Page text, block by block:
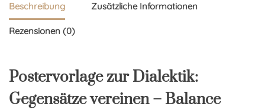
Beschreibung Zusätzliche Informationen
Rezensionen (0)
Postervorlage zur Dialektik:
Gegensätze vereinen – Balance